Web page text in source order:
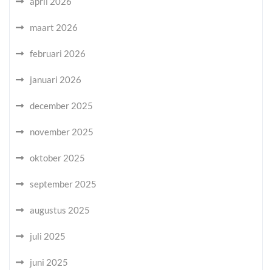
maart 2026
februari 2026
januari 2026
december 2025
november 2025
oktober 2025
september 2025
augustus 2025
juli 2025
juni 2025